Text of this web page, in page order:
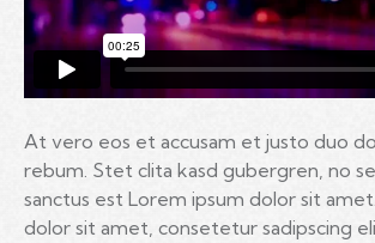
At vero eos et accusam et justo duo
rebum. Stet clita kasd gubergren, no
sanctus est Lorem ipsum dolor sit
dolor sit amet, consetetur sadipscing